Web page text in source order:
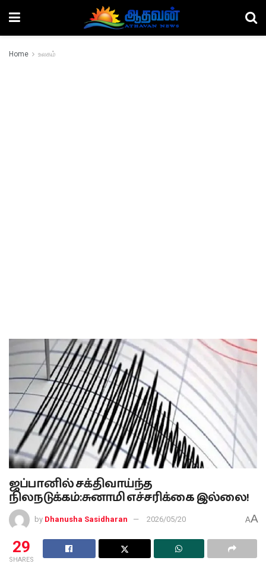
Home உலகம்
ஜப்பானில் சக்திவாய்ந்த
நிலநடுக்கம்:சுனாமி எச்சரிக்கை இல்லை!
by Dhanusha Sasidharan 2026/05/20 AA
29
SHARES